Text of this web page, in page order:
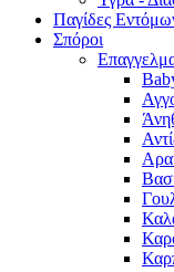
Παγίδες
Σπόροι